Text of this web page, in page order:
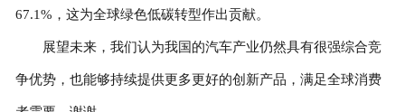
67.1%，这为全球绿色低碳转型作出贡献。
展望未来，我们认为我国的汽车产业仍然具有很强综合竞
争优势，也能够持续提供更多更好的创新产品，满足全球消费